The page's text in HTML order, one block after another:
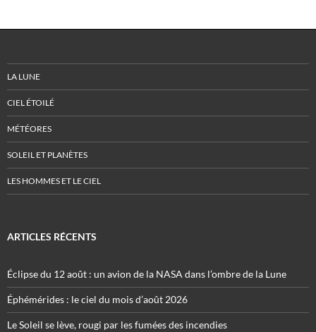
LA LUNE
CIEL ÉTOILÉ
MÉTÉORES
SOLEIL ET PLANÈTES
LES HOMMES ET LE CIEL
ARTICLES RÉCENTS
Éclipse du 12 août : un avion de la NASA dans l’ombre de la Lune
Éphémérides : le ciel du mois d’août 2026
Le Soleil se lève, rougi par les fumées des incendies